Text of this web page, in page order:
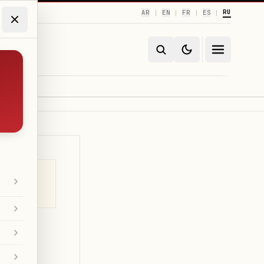
AR | EN | FR | ES | RU